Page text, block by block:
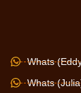
Whats
Whats